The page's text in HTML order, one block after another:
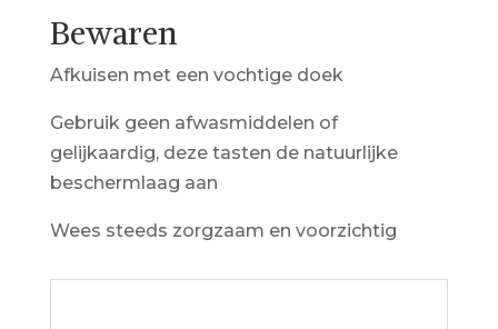
Bewaren
Afkuisen met een vochtige doek
Gebruik geen afwasmiddelen of
gelijkaardig, deze tasten de natuurlijke
beschermlaag aan
Wees steeds zorgzaam en voorzichtig